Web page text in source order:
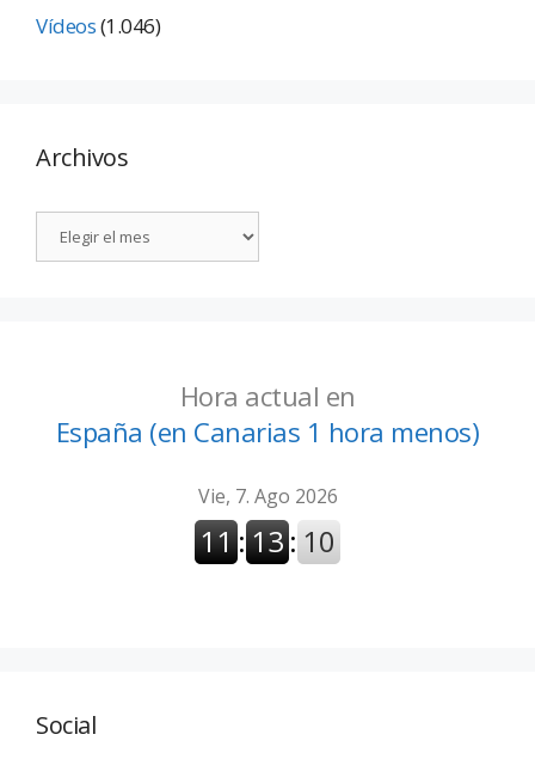
Vídeos(1.046)
Archivos
Hora actual en
España (en Canarias 1 hora menos)
Social